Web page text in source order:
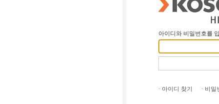
아이디와 비밀번호를
· 아이디 찾기 · 비밀